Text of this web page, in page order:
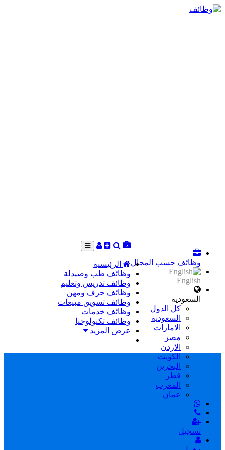
وظائف حسب المجال
English
السعودية
كل الدول
السعودية
الامارات
مصر
الاردن
الكويت
البحرين
قطر
المغرب
عمان
تسجيل
الرئيسية
وظائف طب وصيدلة
وظائف تدريس وتعليم
وظائف حرف ومهن
وظائف تسويق مبيعات
وظائف خدمات
وظائف تكنولوجيا
عرض المزيد